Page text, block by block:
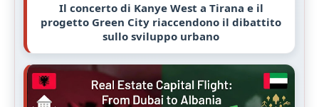
Il concerto di Kanye West a Tirana e il
progetto Green City riaccendono il dibattito
sullo sviluppo urbano